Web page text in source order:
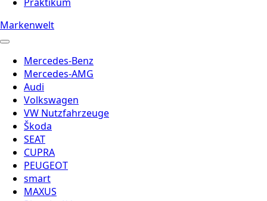
Markenwelt
Mercedes-Benz
Mercedes-AMG
Audi
Volkswagen
VW Nutzfahrzeuge
Škoda
SEAT
CUPRA
PEUGEOT
smart
MAXUS